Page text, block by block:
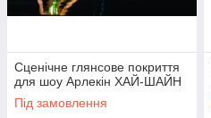
Сценічне глянсове покриття
для шоу Арлекін ХАЙ-ШАЙН
Під замовлення